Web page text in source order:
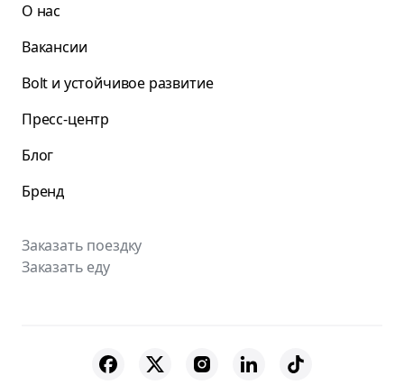
О нас
Вакансии
Bolt и устойчивое развитие
Пресс-центр
Блог
Бренд
Заказать поездку
Заказать еду